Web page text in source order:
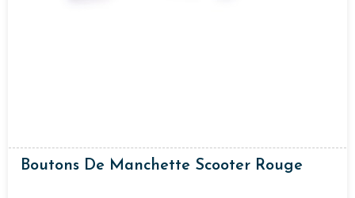
Boutons De Manchette Scooter Rouge